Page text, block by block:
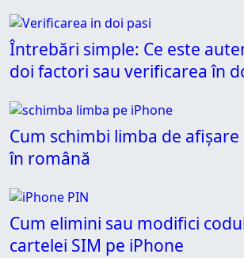
Întrebări simple: Ce este
doi factori sau verificarea în
Cum schimbi limba de afișare
în română
Cum elimini sau modifici
cartelei SIM pe iPhone